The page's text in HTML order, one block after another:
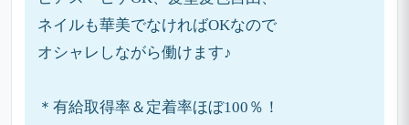
ネイルも華美でなければOKなので
オシャレしながら働けます♪
＊有給取得率＆定着率ほぼ100％！